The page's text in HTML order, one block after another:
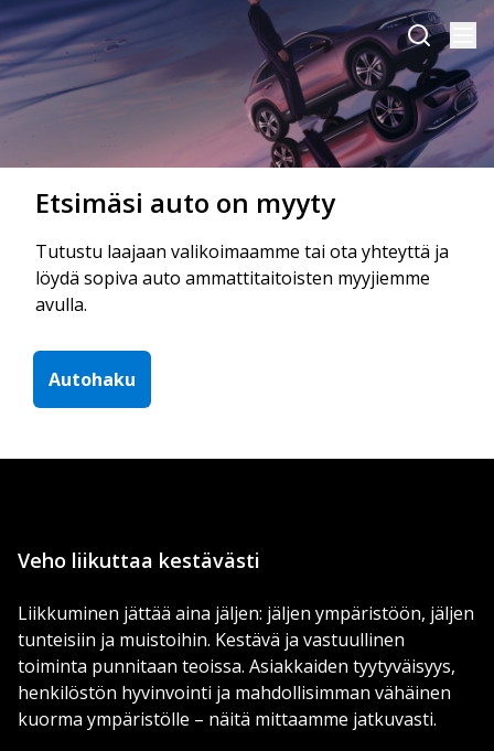
Etsimäsi auto on myyty
Tutustu laajaan valikoimaamme tai ota yhteyttä ja
löydä sopiva auto ammattitaitoisten myyjiemme
avulla.
Autohaku
Veho liikuttaa kestävästi
Liikkuminen jättää aina jäljen: jäljen ympäristöön, jäljen
tunteisiin ja muistoihin. Kestävä ja vastuullinen
toiminta punnitaan teoissa. Asiakkaiden tyytyväisyys,
henkilöstön hyvinvointi ja mahdollisimman vähäinen
kuorma ympäristölle – näitä mittaamme jatkuvasti.